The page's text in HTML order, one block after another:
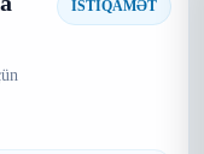
İSTİQAMƏT